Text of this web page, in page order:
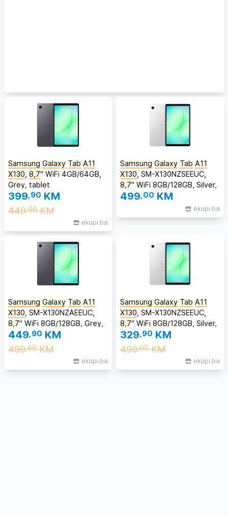
Samsung Galaxy Tab A11
X130 8,7" WiFi 4GB/64GB,
Grey, tablet
399,90 KM
449,00KM
ekupi.ba
Samsung Galaxy Tab A11
X130 , SM-X130NZSEEUC,
8,7" WiFi 8GB/128GB, Silver,
tablet
499,00 KM
ekupi.ba
Samsung Galaxy Tab A11
X130 , SM-X130NZAEEUC,
8,7" WiFi 8GB/128GB, Grey,
tablet
449,90 KM
499,00KM
ekupi.ba
Samsung Galaxy Tab A11
X130 , SM-X130NZSEEUC,
8,7" WiFi 8GB/128GB, Silver,
tablet
329,90 KM
499,00KM
ekupi.ba